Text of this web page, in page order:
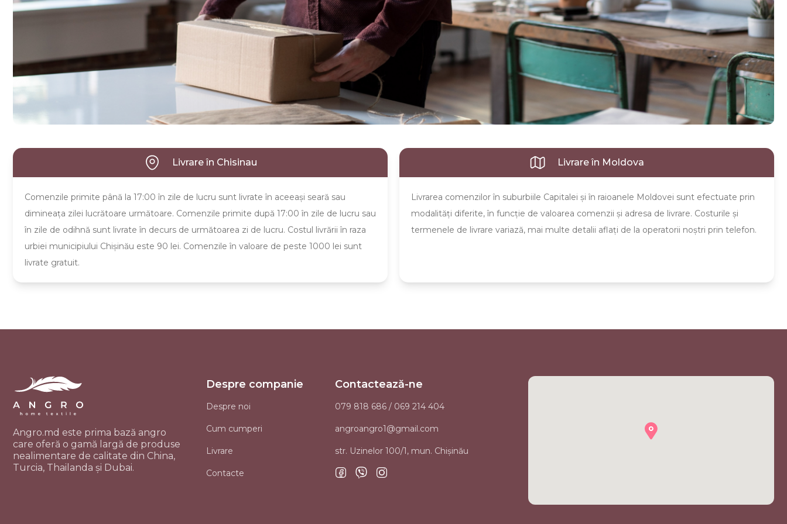
Feţe de perna
Suport pentru tacamuri
Serviciu de masa
Servicii ceai cafea
Recipiente pentru alimetare
Platouri și Tocătoare de bucătărie
Livrare în Chisinau
Comenzile primite până la 17:00 în zile de lucru sunt livrate în aceeaşi seară sau
dimineaţa zilei lucrătoare următoare. Comenzile primite după 17:00 în zile de lucru sau
în zile de odihnă sunt livrate în decurs de următoarea zi de lucru. Costul livrării în raza
urbiei municipiului Chişinău este 90 lei. Comenzile în valoare de peste 1000 lei sunt
livrate gratuit.
Livrare în Moldova
Livrarea comenzilor în suburbiile Capitalei şi în raioanele Moldovei sunt efectuate prin
modalităţi diferite, în funcţie de valoarea comenzii şi adresa de livrare. Costurile şi
termenele de livrare variază, mai multe detalii aflaţi de la operatorii noştri prin telefon.
Angro.md este prima bază angro
care oferă o gamă largă de produse
nealimentare de calitate din China,
Turcia, Thailanda și Dubai.
Despre companie
Despre noi
Cum cumperi
Livrare
Contacte
Contactează-ne
079 818 686 / 069 214 404
angroangro1@gmail.com
str. Uzinelor 100/1, mun. Chişinău